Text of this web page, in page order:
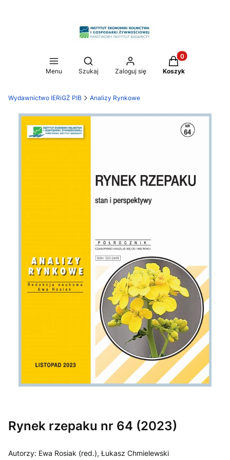
Menu
Otwórz wyszukiwarkę
Szukaj Zaloguj się
Produkty w
Koszyk
Wydawnictwo IERiGŻ PIB Analizy Rynkowe
Rynek rzepaku nr 64 (2023)
Autorzy: Ewa Rosiak (red.), Łukasz Chmielewski